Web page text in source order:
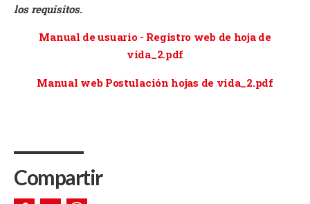
los requisitos.
Manual de usuario - Registro web de hoja de
vida_2.pdf
Manual web Postulación hojas de vida_2.pdf
Compartir